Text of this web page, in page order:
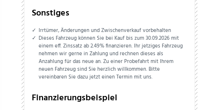
Sonstiges
Irrtümer, Änderungen und Zwischenverkauf vorbehalten
Dieses Fahrzeug können Sie bei Kauf bis zum 30.09.2026 mit
einem eff. Zinssatz ab 2.49% finanzieren. Ihr jetziges Fahrzeug
nehmen wir gerne in Zahlung und rechnen dieses als
Anzahlung für das neue an. Zu einer Probefahrt mit Ihrem
neuen Fahrzeug sind Sie herzlich willkommen. Bitte
vereinbaren Sie dazu jetzt einen Termin mit uns.
Finanzierungsbeispiel